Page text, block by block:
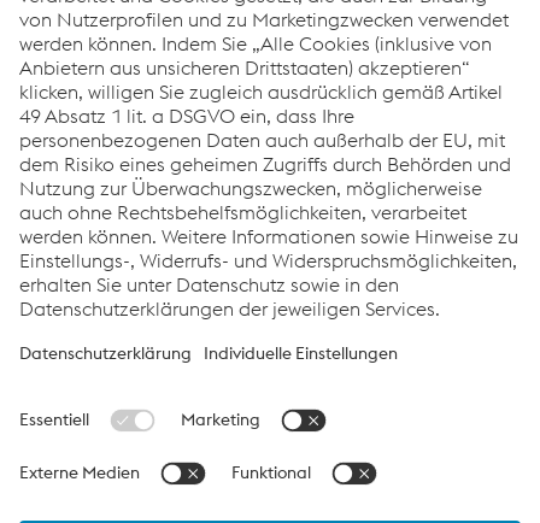
Factsheet voestalpine Konzern GJ 2024/25
PDF | 227 KB
Präsentation zur Pressekonferenz GJ 2024/25 als PDF
PDF | 2,03 MB
Links
Bildmaterial zum Download
TV-Footage
Online Report